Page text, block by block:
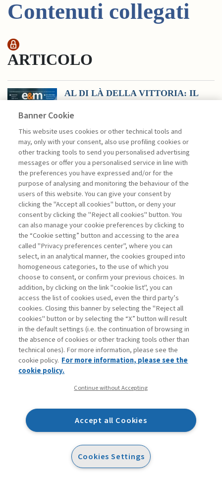
Contenuti collegati
ARTICOLO
AL DI LÀ DELLA VITTORIA: IL
FAN ENGAGEMENT ...
di Antonelli Luca, Raccagni Deborah
Il 15 maggio 2020, durante la prima fase
della pandemia dovuta al Covid-19, la
Bundesliga, uno dei maggiori
campionati europei di calcio, ripartiva
ufficialmente con nuovi protocolli, con
nuove regole ...
La consultazione dei libri è riservata esclusivamente
agli abbonati Premium
Legenda: Accedi Per registrati Per abbonati
Contatti
Abbonamenti
Archivio rubriche
Privacy
Dichiarazione di accessibilità
Mappa del sito
Banner Cookie
This website uses cookies or other technical tools and
may, only with your consent, also use profiling cookies or
other tracking tools to send you personalised advertising
messages or offer you a personalised service in line with
the preferences you have expressed and/or for the
purpose of analysing and monitoring the behaviour of the
users of this website. You can give your consent by
clicking the "Accept all cookies" button, or deny your
consent by clicking the "Reject all cookies" button. You
can also manage your cookie preferences by clicking to
the “Cookie setting” button and accessing to the area
called "Privacy preferences center", where you can
select, in an analytical manner, the cookies grouped into
homogeneous categories, to the use of which you
choose to consent, or confirm your previous choices. In
addition, by clicking on the link "cookie list", you can
access the list of cookies used, even the third party’s
cookies. Closing this banner by selecting the "Reject all
cookies" button or by selecting the “X” button will result
in the default settings (i.e. the continuation of browsing in
the absence of cookies or other tracking tools other than
technical ones). For more information, please see the
cookie policy. For more information, please see the
cookie policy.
Continue without Accepting
Accept all Cookies
Cookies Settings